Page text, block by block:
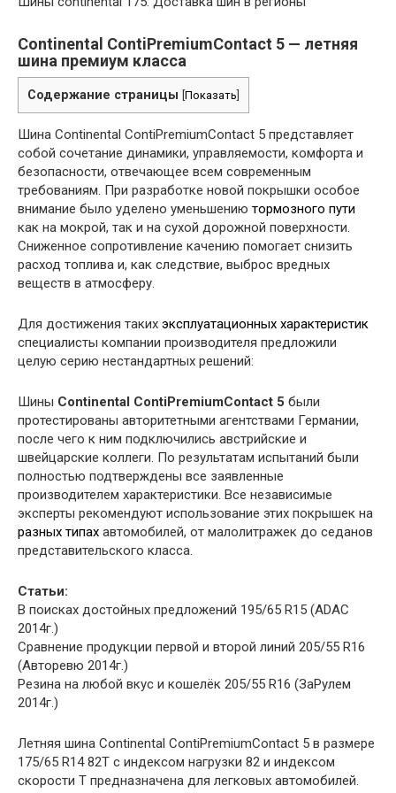
Continental ContiPremiumContact 5 — летняя
шина премиум класса
Содержание страницы Показать
Шина Continental ContiPremiumContact 5 представляет
собой сочетание динамики, управляемости, комфорта и
безопасности, отвечающее всем современным
требованиям. При разработке новой покрышки особое
внимание было уделено уменьшению тормозного пути
как на мокрой, так и на сухой дорожной поверхности.
Сниженное сопротивление качению помогает снизить
расход топлива и, как следствие, выброс вредных
веществ в атмосферу.
Для достижения таких эксплуатационных характеристик
специалисты компании производителя предложили
целую серию нестандартных решений:
Шины Continental ContiPremiumContact 5 были
протестированы авторитетными агентствами Германии,
после чего к ним подключились австрийские и
швейцарские коллеги. По результатам испытаний были
полностью подтверждены все заявленные
производителем характеристики. Все независимые
эксперты рекомендуют использование этих покрышек на
разных типах автомобилей, от малолитражек до седанов
представительского класса.
Статьи:
В поисках достойных предложений 195/65 R15 (ADAC
2014г.)
Сравнение продукции первой и второй линий 205/55 R16
(Авторевю 2014г.)
Резина на любой вкус и кошелёк 205/55 R16 (ЗаРулем
2014г.)
Летняя шина Continental ContiPremiumContact 5 в размере
175/65 R14 82T с индексом нагрузки 82 и индексом
скорости T предназначена для легковых автомобилей.